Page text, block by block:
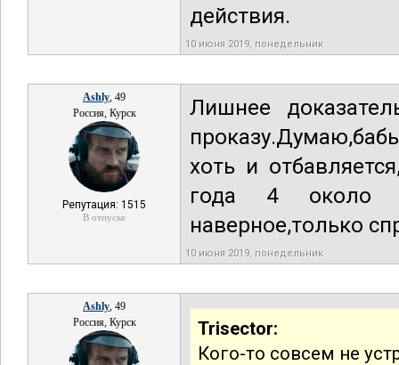
действия.
10 июня 2019, понедельник
Ashly, 49
Россия, Курск
Репутация: 1515
В отпуске
Лишнее
хоть и
года 4 около
наверное,только
10 июня 2019, понедельник
Ashly, 49
Россия, Курск
Trisector:
Кого-то совсем не